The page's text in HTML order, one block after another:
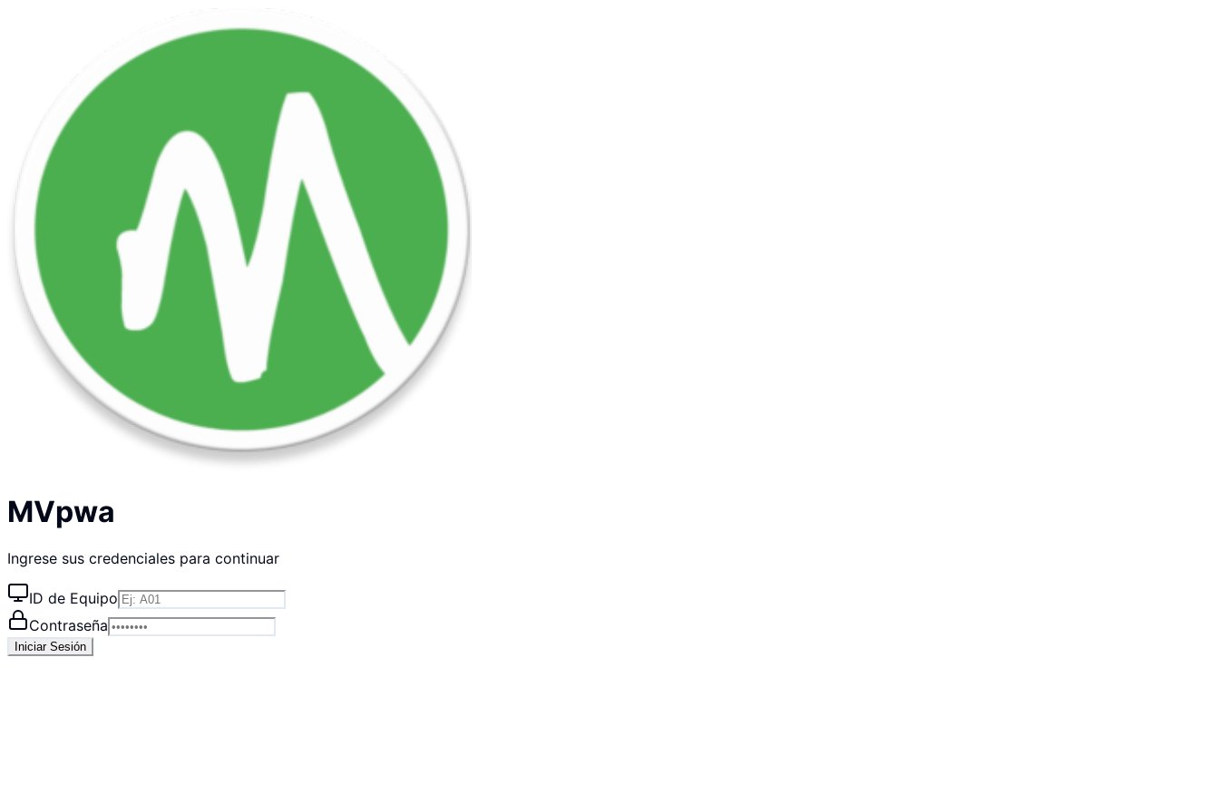
MVpwa
Ingrese sus credenciales para continuar
ID de Equipo
Contraseña
Iniciar Sesión